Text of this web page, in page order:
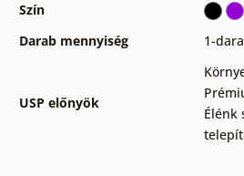
Szín
Darab mennyiség
1-
USP előnyök
Élénk